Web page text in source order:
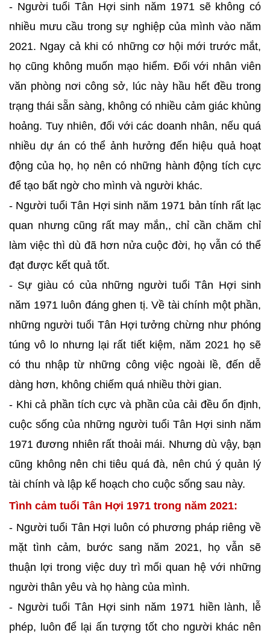
- Người tuổi Tân Hợi sinh năm 1971 sẽ không có
nhiều mưu cầu trong sự nghiệp của mình vào năm
2021. Ngay cả khi có những cơ hội mới trước mắt,
họ cũng không muốn mạo hiểm. Đối với nhân viên
văn phòng nơi công sở, lúc này hầu hết đều trong
trạng thái sẵn sàng, không có nhiều cảm giác khủng
hoảng. Tuy nhiên, đối với các doanh nhân, nếu quá
nhiều dự án có thể ảnh hưởng đến hiệu quả hoạt
động của họ, họ nên có những hành động tích cực
để tạo bất ngờ cho mình và người khác.
- Người tuổi Tân Hợi sinh năm 1971 bản tính rất lạc
quan nhưng cũng rất may mắn,, chỉ cần chăm chỉ
làm việc thì dù đã hơn nửa cuộc đời, họ vẫn có thể
đạt được kết quả tốt.
- Sự giàu có của những người tuổi Tân Hợi sinh
năm 1971 luôn đáng ghen tị. Về tài chính một phần,
những người tuổi Tân Hợi tưởng chừng như phóng
túng vô lo nhưng lại rất tiết kiệm, năm 2021 họ sẽ
có thu nhập từ những công việc ngoài lề, đến dễ
dàng hơn, không chiếm quá nhiều thời gian.
- Khi cả phần tích cực và phần của cải đều ổn định,
cuộc sống của những người tuổi Tân Hợi sinh năm
1971 đương nhiên rất thoải mái. Nhưng dù vậy, bạn
cũng không nên chi tiêu quá đà, nên chú ý quản lý
tài chính và lập kế hoạch cho cuộc sống sau này.
Tình cảm tuổi Tân Hợi 1971 trong năm 2021:
- Người tuổi Tân Hợi luôn có phương pháp riêng về
mặt tình cảm, bước sang năm 2021, họ vẫn sẽ
thuận lợi trong việc duy trì mối quan hệ với những
người thân yêu và họ hàng của mình.
- Người tuổi Tân Hợi sinh năm 1971 hiền lành, lễ
phép, luôn để lại ấn tượng tốt cho người khác nên